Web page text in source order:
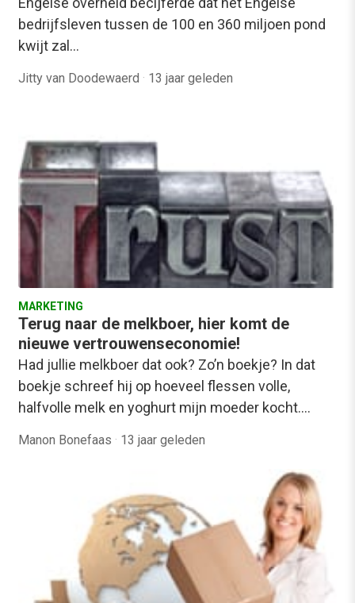
bedrijfsleven tussen de 100 en 360 miljoen pond
kwijt zal…
Jitty van Doodewaerd · 13 jaar geleden
MARKETING
Terug naar de melkboer, hier komt de
nieuwe vertrouwenseconomie!
Had jullie melkboer dat ook? Zo’n boekje? In dat
boekje schreef hij op hoeveel flessen volle,
halfvolle melk en yoghurt mijn moeder kocht.…
Manon Bonefaas · 13 jaar geleden